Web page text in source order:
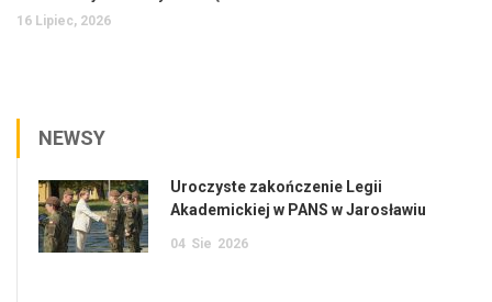
16 Lipiec, 2026
NEWSY
Uroczyste zakończenie Legii
Akademickiej w PANS w Jarosławiu
04 Sie 2026